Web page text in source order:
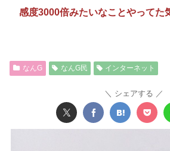
感度3000倍みたいなことやってた
なんG なんG民 インターネット
シェアする